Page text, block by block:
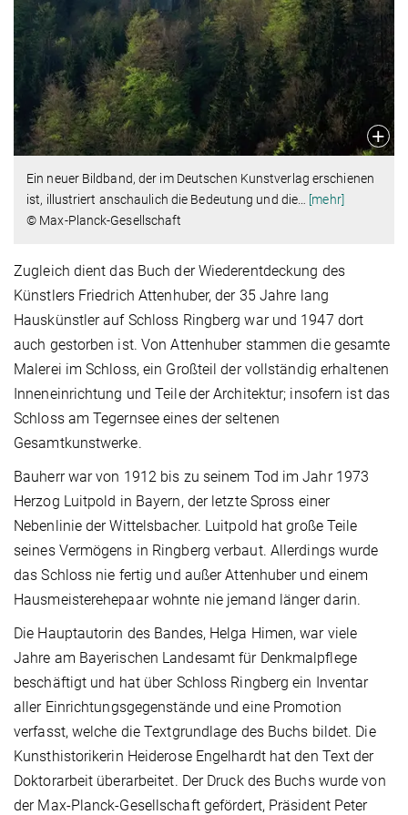
Ein neuer Bildband, der im Deutschen Kunstverlag erschienen
ist, illustriert anschaulich die Bedeutung und die
[mehr]
© Max-Planck-Gesellschaft
Zugleich dient das Buch der Wiederentdeckung des
Künstlers Friedrich Attenhuber, der 35 Jahre lang
Hauskünstler auf Schloss Ringberg war und 1947 dort
auch gestorben ist. Von Attenhuber stammen die gesamte
Malerei im Schloss, ein Großteil der vollständig erhaltenen
Inneneinrichtung und Teile der Architektur; insofern ist das
Schloss am Tegernsee eines der seltenen
Gesamtkunstwerke.
Bauherr war von 1912 bis zu seinem Tod im Jahr 1973
Herzog Luitpold in Bayern, der letzte Spross einer
Nebenlinie der Wittelsbacher. Luitpold hat große Teile
seines Vermögens in Ringberg verbaut. Allerdings wurde
das Schloss nie fertig und außer Attenhuber und einem
Hausmeisterehepaar wohnte nie jemand länger darin.
Die Hauptautorin des Bandes, Helga Himen, war viele
Jahre am Bayerischen Landesamt für Denkmalpflege
beschäftigt und hat über Schloss Ringberg ein Inventar
aller Einrichtungsgegenstände und eine Promotion
verfasst, welche die Textgrundlage des Buchs bildet. Die
Kunsthistorikerin Heiderose Engelhardt hat den Text der
Doktorarbeit überarbeitet. Der Druck des Buchs wurde von
der Max-Planck-Gesellschaft gefördert, Präsident Peter